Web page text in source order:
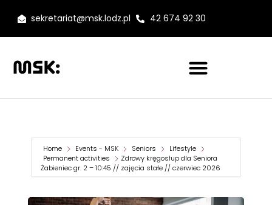
sekretariat@msk.lodz.pl 42 674 92 30
Home Events - MSK Seniors
Lifestyle
Permanent activities
Zdrowy kręgosłup dla Seniora
Żabieniec gr. 2 – 10:45 // zajęcia stałe // czerwiec 2026